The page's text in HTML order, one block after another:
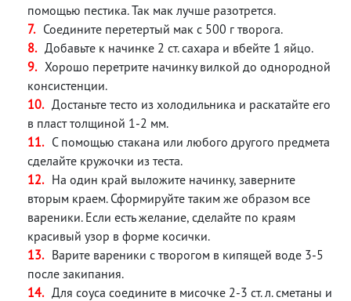
помощью пестика. Так мак лучше разотрется.
Соедините перетертый мак с 500 г творога.
Добавьте к начинке 2 ст. сахара и вбейте 1 яйцо.
Хорошо перетрите начинку вилкой до однородной
консистенции.
Достаньте тесто из холодильника и раскатайте его
в пласт толщиной 1-2 мм.
С помощью стакана или любого другого предмета
сделайте кружочки из теста.
На один край выложите начинку, заверните
вторым краем. Сформируйте таким же образом все
вареники. Если есть желание, сделайте по краям
красивый узор в форме косички.
Варите вареники с творогом в кипящей воде 3-5
после закипания.
Для соуса соедините в мисочке 2-3 ст. л. сметаны и